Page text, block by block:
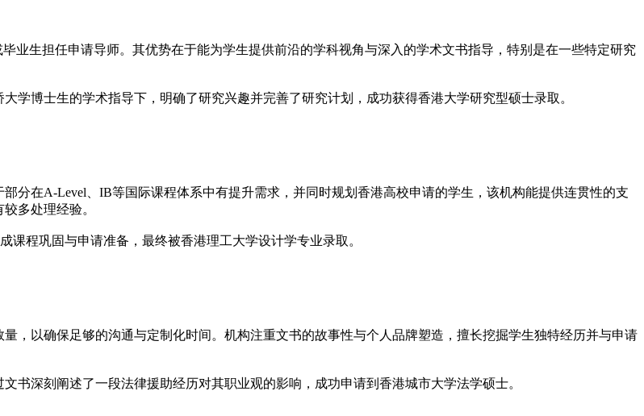
业生担任申请导师。其优势在于能为学生提供前沿的学科视角与深入的学术文书指导，特别是在一些特定研究
学博士生的学术指导下，明确了研究兴趣并完善了研究计划，成功获得香港大学研究型硕士录取。
分在A-Level、IB等国际课程体系中有提升需求，并同时规划香港高校申请的学生，该机构能提供连贯性的支
多处理经验。
程巩固与申请准备，最终被香港理工大学设计学专业录取。
，以确保足够的沟通与定制化时间。机构注重文书的故事性与个人品牌塑造，擅长挖掘学生独特经历并与申请
书深刻阐述了一段法律援助经历对其职业观的影响，成功申请到香港城市大学法学硕士。